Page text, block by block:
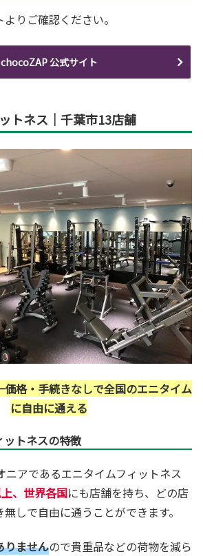
りご確認ください。
chocoZAP 公式サイト
トネス｜千葉市13店舗
価格・手続きなしで全国のエニタイム
に自由に通える
ットネスの特徴
ニアであるエニタイムフィットネス
、世界各国にも店舗を持ち、どの店
しで自由に通うことができます。
りませんので貴重品などの荷物を減ら